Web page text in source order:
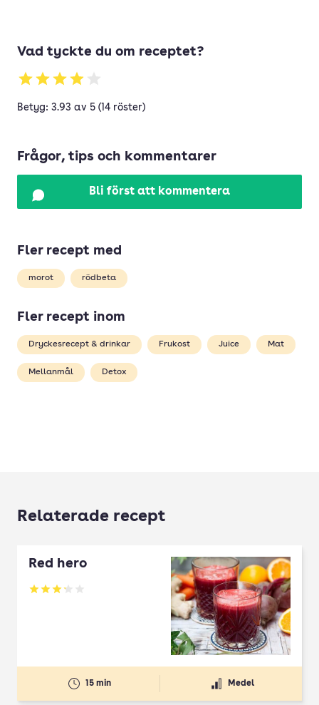
Vad tyckte du om receptet?
Betyg: 3.93 av 5 (14 röster)
Frågor, tips och kommentarer
Bli först att kommentera
Fler recept med
morot rödbeta
Fler recept inom
Dryckesrecept & drinkar Frukost Juice Mat
Mellanmål Detox
Relaterade recept
Red hero
Betyg: 3.17 av 5
15 min Medel